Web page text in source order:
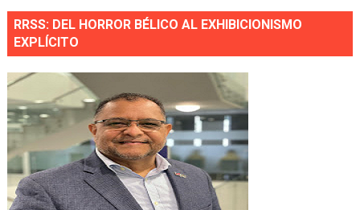
RRSS: DEL HORROR BÉLICO AL EXHIBICIONISMO
EXPLÍCITO